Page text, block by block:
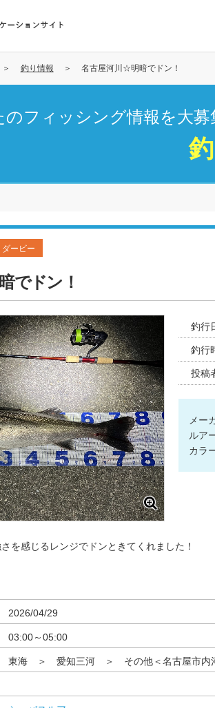
ーションサイト
釣り情報 名古屋河川☆明暗でドン！
のフィッシング情報を大
ダービー
でドン！
釣行
釣行
投稿
メー
ルア
カラ
を感じるレンジでドンときてくれました！
2026/04/29
03:00～05:00
東海 ＞ 愛知三河 ＞ その他＜名古屋市内